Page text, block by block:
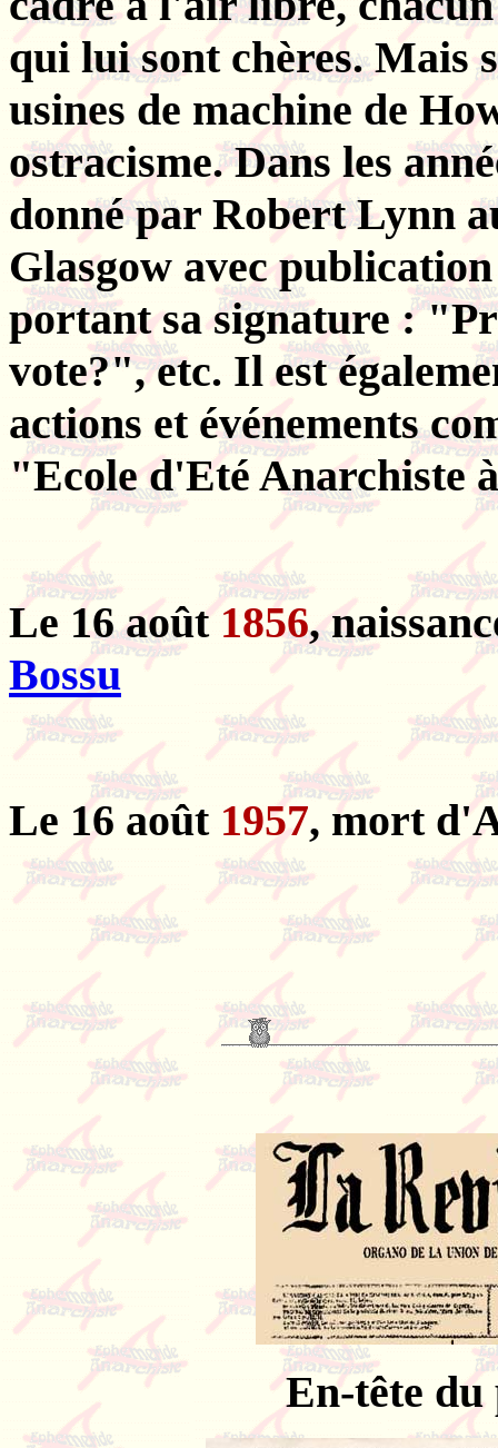
qui lui sont chères. Mais
usines de machine de
ostracisme. Dans les
donné par Robert Lynn
Glasgow avec
portant sa signature :
vote?", etc. Il est
actions et événements
"Ecole d'Eté Anarchiste
Le 16 août1856,
Bossu
Le 16 août 1957, mort
En-tête